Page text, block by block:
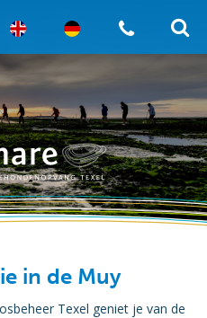
in de Muy
Texel geniet je van de